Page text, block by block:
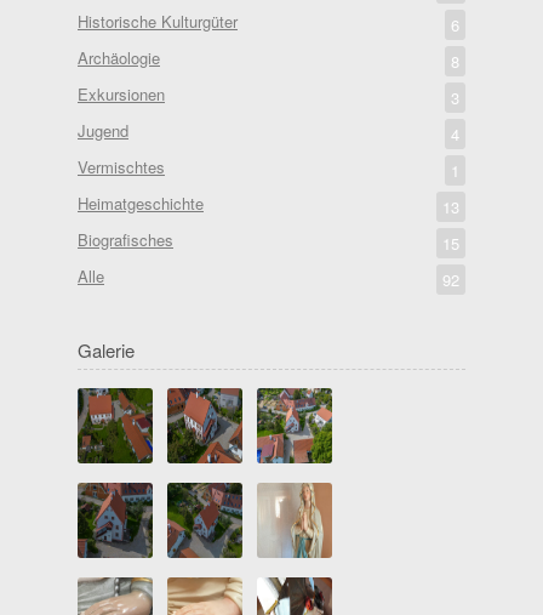
Historische Kulturgüter
6
Archäologie
8
Exkursionen
3
Jugend
4
Vermischtes
1
Heimatgeschichte
13
Biografisches
15
Alle
92
Galerie